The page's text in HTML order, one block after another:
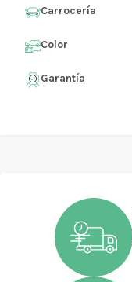
Carrocería
Color
Garantía